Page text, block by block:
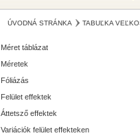
ÚVODNÁ STRÁNKA TABUĽKA
Méret táblázat
Méretek
Fóliázás
Felület effektek
Áttetsző effektek
Variációk felület effekteken